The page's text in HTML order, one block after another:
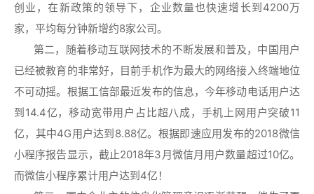
创业，在新政策的领导下，企业数量也快速增长到4200万
家，平均每分钟新增约8家公司。
第二，随着移动互联网技术的不断发展和普及，中国用户
已经被教育的非常好，目前手机作为最大的网络接入终端地位
不可动摇。根据工信部最近发布的信息，今年移动电话用户达
到14.4亿，移动宽带用户占比超八成，手机上网用户突破11
亿，其中4G用户达到8.88亿。根据即速应用发布的2018微信
小程序报告显示，截止2018年3月微信月用户数量超过10亿。
而微信小程序累计用户达到4亿！